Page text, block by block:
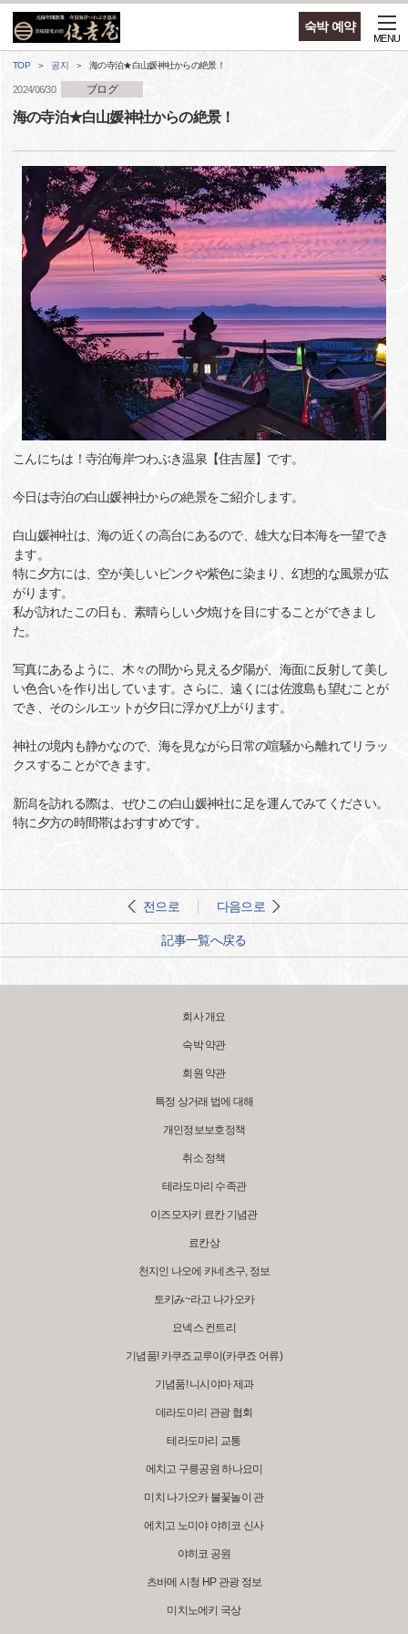
숙박 예약
MENU
TOP 공지 海の寺泊★白山媛神社からの絶景！
2024/06/30 ブログ
海の寺泊★白山媛神社からの絶景！
こんにちは！寺泊海岸つわぶき温泉【住吉屋】です。
今日は寺泊の白山媛神社からの絶景をご紹介します。
白山媛神社は、海の近くの高台にあるので、雄大な日本海を一望でき
ます。
特に夕方には、空が美しいピンクや紫色に染まり、幻想的な風景が広
がります。
私が訪れたこの日も、素晴らしい夕焼けを目にすることができまし
た。
写真にあるように、木々の間から見える夕陽が、海面に反射して美し
い色合いを作り出しています。さらに、遠くには佐渡島も望むことが
でき、そのシルエットが夕日に浮かび上がります。
神社の境内も静かなので、海を見ながら日常の喧騒から離れてリラッ
クスすることができます。
新潟を訪れる際は、ぜひこの白山媛神社に足を運んでみてください。
特に夕方の時間帯はおすすめです。
전으로 다음으로
記事一覧へ戻る
회사 개요
숙박 약관
회원 약관
특정 상거래 법에 대해
개인정보보호정책
취소 정책
테라도마리 수족관
이즈모자키 료칸 기념관
료칸상
천지인 나오에 카네츠구, 정보
토키み~라고 나가오카
요넥스 컨트리
기념품! 카쿠죠교루이(카쿠죠 어류)
기념품! 니시야마 제과
데라도마리 관광 협회
테라도마리 교통
에치고 구릉공원 하나요미
미치 나가오카 불꽃놀이 관
에치고 노미야 야히코 신사
야히코 공원
츠바메 시청 HP 관광 정보
미치노에키 국상